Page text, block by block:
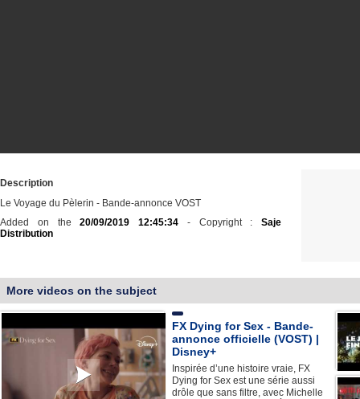
Description
Le Voyage du Pèlerin - Bande-annonce VOST
Added on the20/09/2019 12:45:34 - Copyright : Saje
Distribution
More videos on the subject
FX Dying for Sex - Bande-
annonce officielle (VOST) |
Disney+
Inspirée d’une histoire vraie, FX
Dying for Sex est une série aussi
drôle que sans filtre, avec Michelle